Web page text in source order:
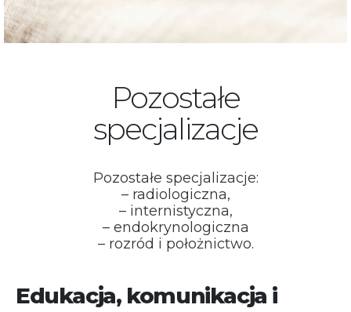
Pozostałe
specjalizacje
Pozostałe specjalizacje:
– radiologiczna,
– internistyczna,
– endokrynologiczna
– rozród i położnictwo.
Edukacja, komunikacja i